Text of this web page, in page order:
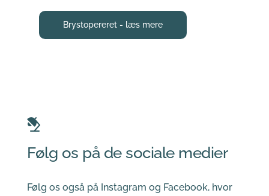
Brystopereret - læs mere
Følg os på de sociale medier
Følg os også på Instagram og Facebook, hvor